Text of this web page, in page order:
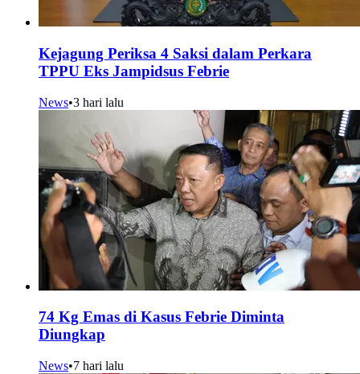
Kejagung Periksa 4 Saksi dalam Perkara
TPPU Eks Jampidsus Febrie
News•3 hari lalu
74 Kg Emas di Kasus Febrie Diminta
Diungkap
News•7 hari lalu